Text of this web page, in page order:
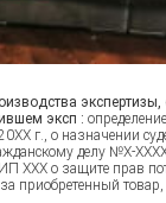
экспертизы,
эксп : определение
г., о назначении
делу №Х-
ХХХ о защите прав
приобретенный